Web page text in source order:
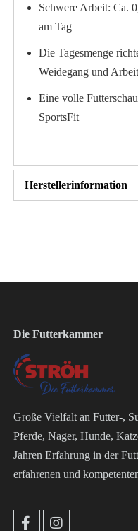
Schwere Arbeit: Ca.
am Tag
Die Tagesmenge
Weidegang und Arbeit
Eine volle
SportsFit
Herstellerinformation
Die Futterkammer
Große Vielfalt an Futter-,
Pferde, Nager, Hunde,
Jahren Erfahrung in der
erfahrenen und